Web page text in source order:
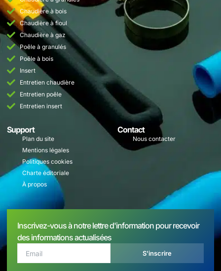
Chaudière à bois
Chaudière à fioul
Chaudière à gaz
Poêle à granulés
Poêle à bois
Insert
Entretien chaudière
Entretien poêle
Entretien insert
Support
Plan du site
Mentions légales
Politiques cookies
Charte éditoriale
À propos
Contact
Nous contacter
Inscrivez-vous à notre lettre d'information pour recevoir
des informations actualisées
S'inscrire